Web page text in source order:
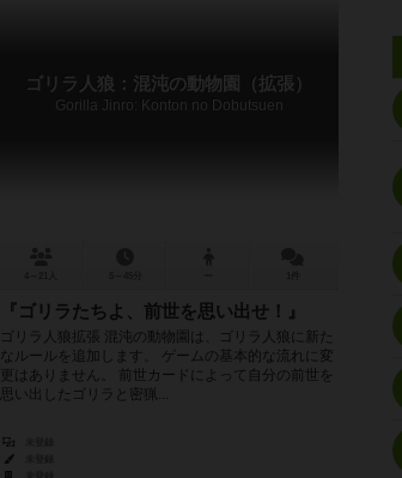
ゴリラ人狼：混沌の動物園（拡張）
Gorilla Jinro: Konton no Dobutsuen
『ゴリラたちよ、前世を思い出せ！』
ゴリラ人狼拡張 混沌の動物園は、ゴリラ人狼に新た
なルールを追加します。 ゲームの基本的な流れに変
更はありません。 前世カードによって自分の前世を
思い出したゴリラと密猟...